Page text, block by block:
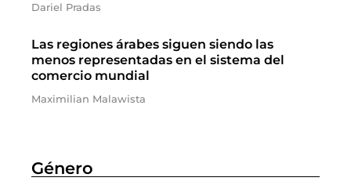
Dariel Pradas
Las regiones árabes siguen siendo las
menos representadas en el sistema del
comercio mundial
Maximilian Malawista
Género